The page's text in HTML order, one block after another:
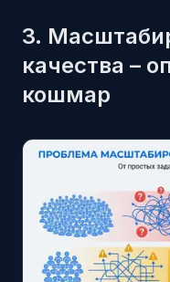
3.
качества –
кошмар